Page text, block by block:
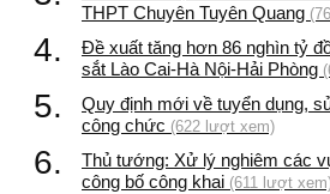
THPT Chuyên Tuyên Quang
4.
Đề xuất tăng hơn 86 nghìn tỷ
sắt Lào Cai-Hà Nội-Hải Phòng
5.
Quy định mới về tuyển dụng,
công chức (622 lượt xem)
6.
Thủ tướng: Xử lý nghiêm các
công bố công khai (611 lượt